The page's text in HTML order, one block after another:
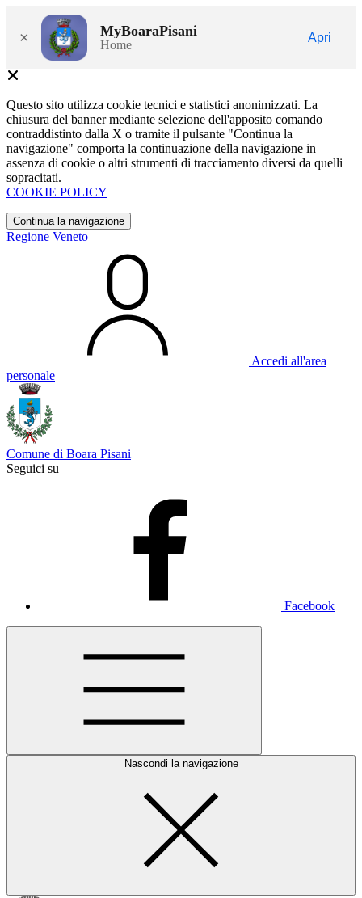
× MyBoaraPisani
Home
Apri
Questo sito utilizza cookie tecnici e statistici anonimizzati. La
chiusura del banner mediante selezione dell'apposito comando
contraddistinto dalla X o tramite il pulsante "Continua la
navigazione" comporta la continuazione della navigazione in
assenza di cookie o altri strumenti di tracciamento diversi da quelli
sopracitati.
COOKIE POLICY
Continua la navigazione
Regione Veneto
Accedi all'area
personale
Comune di Boara Pisani
Seguici su
Facebook
Nascondi la navigazione